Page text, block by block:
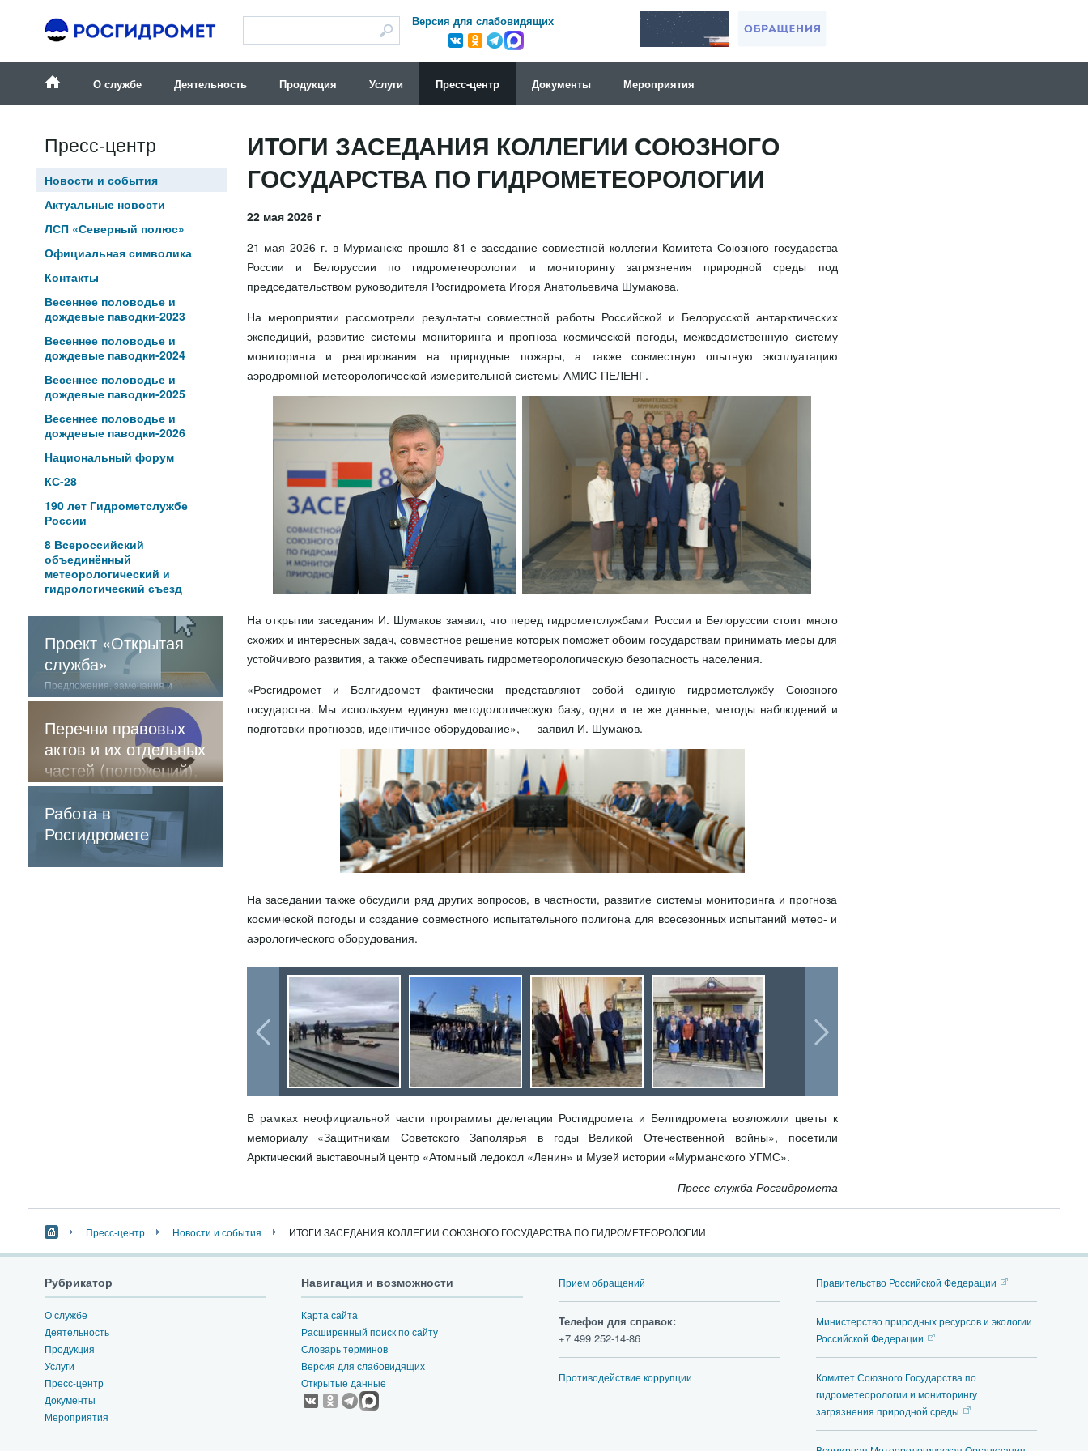
Версия для слабовидящих
О службе Деятельность Продукция Услуги Пресс-центр Документы Мероприятия
Пресс-центр
Новости и события
Актуальные новости
ЛСП «Северный полюс»
Официальная символика
Контакты
Весеннее половодье и
дождевые паводки-2023
Весеннее половодье и
дождевые паводки-2024
Весеннее половодье и
дождевые паводки-2025
Весеннее половодье и
дождевые паводки-2026
Национальный форум
КС-28
190 лет Гидрометслужбе
России
8 Всероссийский
объединённый
метеорологический и
гидрологический съезд
Проект «Открытая
служба»
Предложения, замечания и
отзывы о нашей работе
Перечни правовых
актов и их отдельных
частей (положений),
содержащие
обязательные
требования
Работа в
Росгидромете
ИТОГИ ЗАСЕДАНИЯ КОЛЛЕГИИ СОЮЗНОГО
ГОСУДАРСТВА ПО ГИДРОМЕТЕОРОЛОГИИ
22 мая 2026 г
21 мая 2026 г. в Мурманске прошло 81-е заседание совместной коллегии Комитета Союзного государства
России и Белоруссии по гидрометеорологии и мониторингу загрязнения природной среды под
председательством руководителя Росгидромета Игоря Анатольевича Шумакова.
На мероприятии рассмотрели результаты совместной работы Российской и Белорусской антарктических
экспедиций, развитие системы мониторинга и прогноза космической погоды, межведомственную систему
мониторинга и реагирования на природные пожары, а также совместную опытную эксплуатацию
аэродромной метеорологической измерительной системы АМИС-ПЕЛЕНГ.
На открытии заседания И. Шумаков заявил, что перед гидрометслужбами России и Белоруссии стоит много
схожих и интересных задач, совместное решение которых поможет обоим государствам принимать меры для
устойчивого развития, а также обеспечивать гидрометеорологическую безопасность населения.
«Росгидромет и Белгидромет фактически представляют собой единую гидрометслужбу Союзного
государства. Мы используем единую методологическую базу, одни и те же данные, методы наблюдений и
подготовки прогнозов, идентичное оборудование», — заявил И. Шумаков.
На заседании также обсудили ряд других вопросов, в частности, развитие системы мониторинга и прогноза
космической погоды и создание совместного испытательного полигона для всесезонных испытаний метео- и
аэрологического оборудования.
В рамках неофициальной части программы делегации Росгидромета и Белгидромета возложили цветы к
мемориалу «Защитникам Советского Заполярья в годы Великой Отечественной войны», посетили
Арктический выставочный центр «Атомный ледокол «Ленин» и Музей истории «Мурманского УГМС».
Пресс-служба Росгидромета
Пресс-центр Новости и события ИТОГИ ЗАСЕДАНИЯ КОЛЛЕГИИ СОЮЗНОГО ГОСУДАРСТВА ПО ГИДРОМЕТЕОРОЛОГИИ
Рубрикатор
О службе
Деятельность
Продукция
Услуги
Пресс-центр
Документы
Мероприятия
Навигация и возможности
Карта сайта
Расширенный поиск по сайту
Словарь терминов
Версия для слабовидящих
Открытые данные
Прием обращений
Телефон для справок:
+7 499 252-14-86
Противодействие коррупции
Правительство Российской Федерации
Министерство природных ресурсов и экологии
Российской Федерации
Комитет Союзного Государства по
гидрометеорологии и мониторингу
загрязнения природной среды